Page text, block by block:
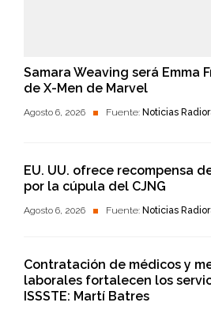
Samara Weaving será Emma
de X-Men de Marvel
Agosto 6, 2026 Fuente: Noticias
EU. UU. ofrece recompensa
por la cúpula del CJNG
Agosto 6, 2026 Fuente: Noticias
Contratación de médicos y
laborales fortalecen los
ISSSTE: Martí Batres